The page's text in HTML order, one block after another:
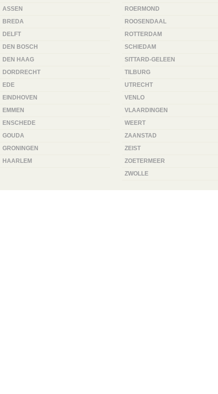
ASSEN
BREDA
DELFT
DEN BOSCH
DEN HAAG
DORDRECHT
EDE
EINDHOVEN
EMMEN
ENSCHEDE
GOUDA
GRONINGEN
HAARLEM
ROERMOND
ROOSENDAAL
ROTTERDAM
SCHIEDAM
SITTARD-GELEEN
TILBURG
UTRECHT
VENLO
VLAARDINGEN
WEERT
ZAANSTAD
ZEIST
ZOETERMEER
ZWOLLE